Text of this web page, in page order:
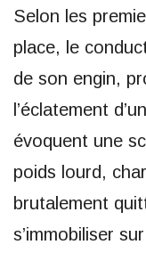
Selon les
place, le
de son engin,
l’éclatement
évoquent une
poids lourd,
brutalement
s’immobiliser